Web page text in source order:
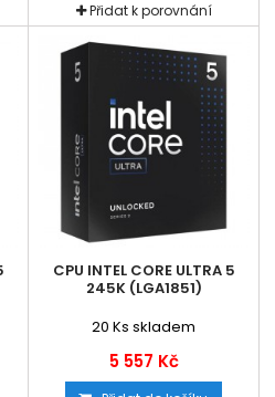
Přidat k porovnání
CPU INTEL CORE ULTRA 5
245K (LGA1851)
20 Ks skladem
5 557 Kč